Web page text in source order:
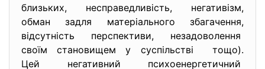
близьких, несправедливість, негативізм,
обман задля матеріального збагачення,
відсутність перспективи, незадоволення
своїм становищем у суспільстві тощо).
Цей негативний психоенергетичний